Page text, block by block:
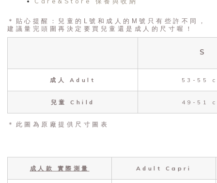
＊貼心提醒：兒童的L號和成人的M號只有些許不同，
建議量完頭圍再決定要買兒童還是成人的尺寸喔！
S
成人 Adult 53-55
兒童 Child 49-51
＊此圖為原廠提供尺寸圖表
成人款 實際測量 Adult Capri